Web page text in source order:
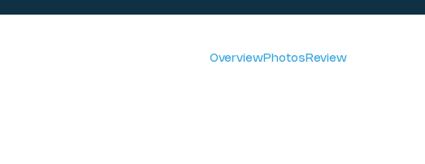
OverviewPhotos Review